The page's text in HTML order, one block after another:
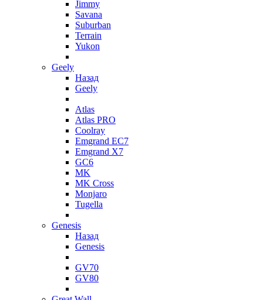
Jimmy
Savana
Suburban
Terrain
Yukon
Geely
Назад
Geely
Atlas
Atlas PRO
Coolray
Emgrand EC7
Emgrand X7
GC6
MK
MK Cross
Monjaro
Tugella
Genesis
Назад
Genesis
GV70
GV80